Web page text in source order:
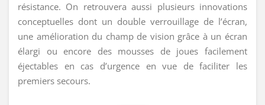
résistance. On retrouvera aussi plusieurs innovations
conceptuelles dont un double verrouillage de l’écran,
une amélioration du champ de vision grâce à un écran
élargi ou encore des mousses de joues facilement
éjectables en cas d’urgence en vue de faciliter les
premiers secours.